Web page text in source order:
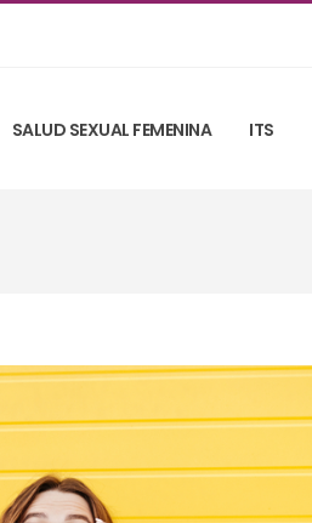
SALUD SEXUAL FEMENINA ITS